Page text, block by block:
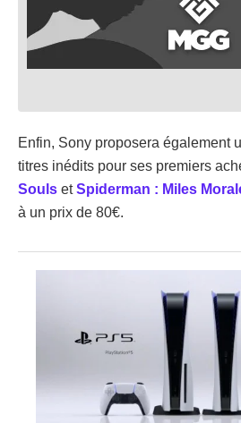
Enfin, Sony proposera également
titres inédits pour ses premiers
Souls etSpiderman : Miles
à un prix de 80€.